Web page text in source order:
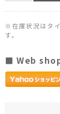
※在庫状況はタ
す。
■ Web